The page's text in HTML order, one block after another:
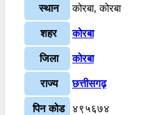
स्थान कोरबा, कोरबा
शहर कोरबा
जिला कोरबा
राज्य छत्तीसगढ़
पिन कोड ४९५६७४